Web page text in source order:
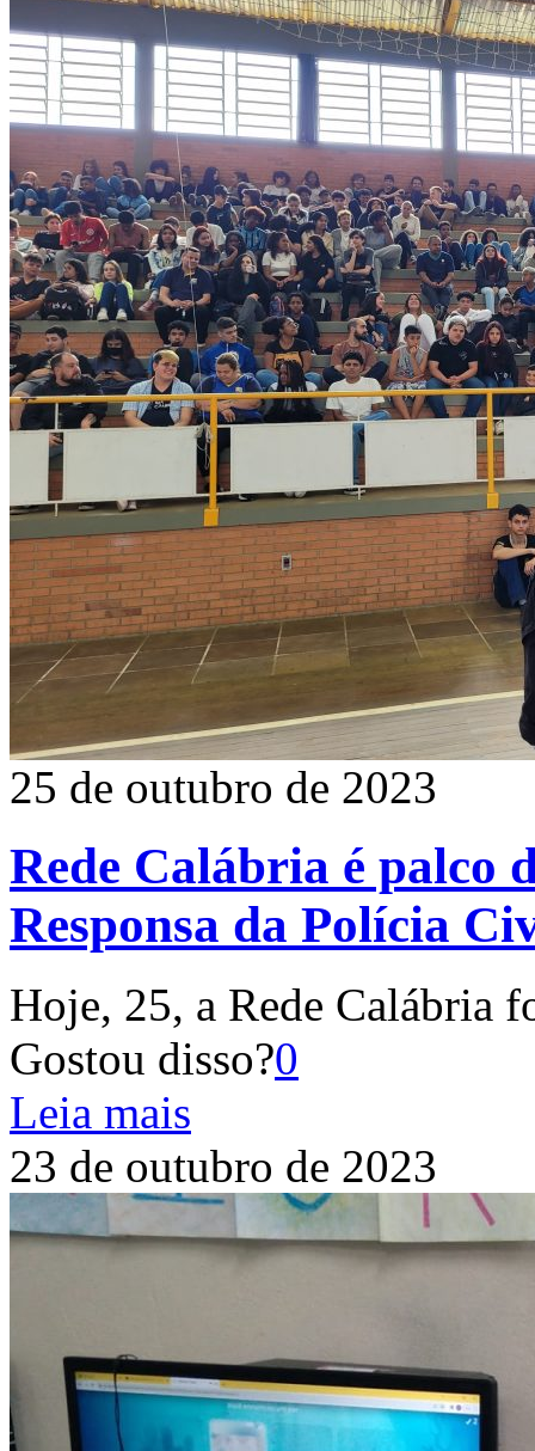
25 de outubro de 2023
Rede Calábria é palco
Responsa da Polícia
Hoje, 25, a Rede Calábria
Gostou disso?0
Leia mais
23 de outubro de 2023